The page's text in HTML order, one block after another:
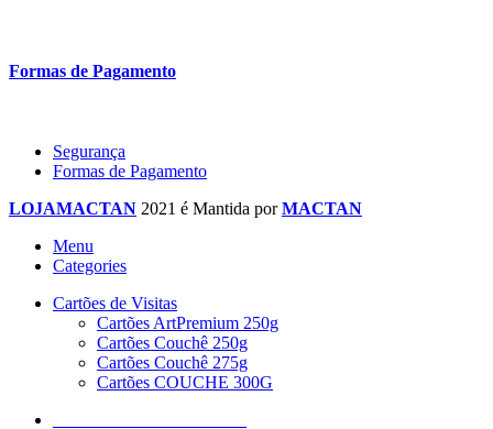
Formas de Pagamento
Segurança
Formas de Pagamento
LOJAMACTAN 2021 é Mantida porMACTAN
Menu
Categories
Cartões de Visitas
Cartões ArtPremium 250g
Cartões Couchê 250g
Cartões Couchê 275g
Cartões COUCHE 300G